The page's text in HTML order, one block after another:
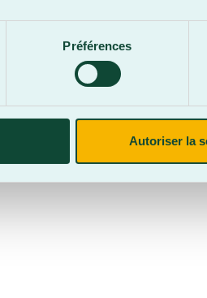
Préférences
Autoriser la
confidentialitéSite web parParkour3